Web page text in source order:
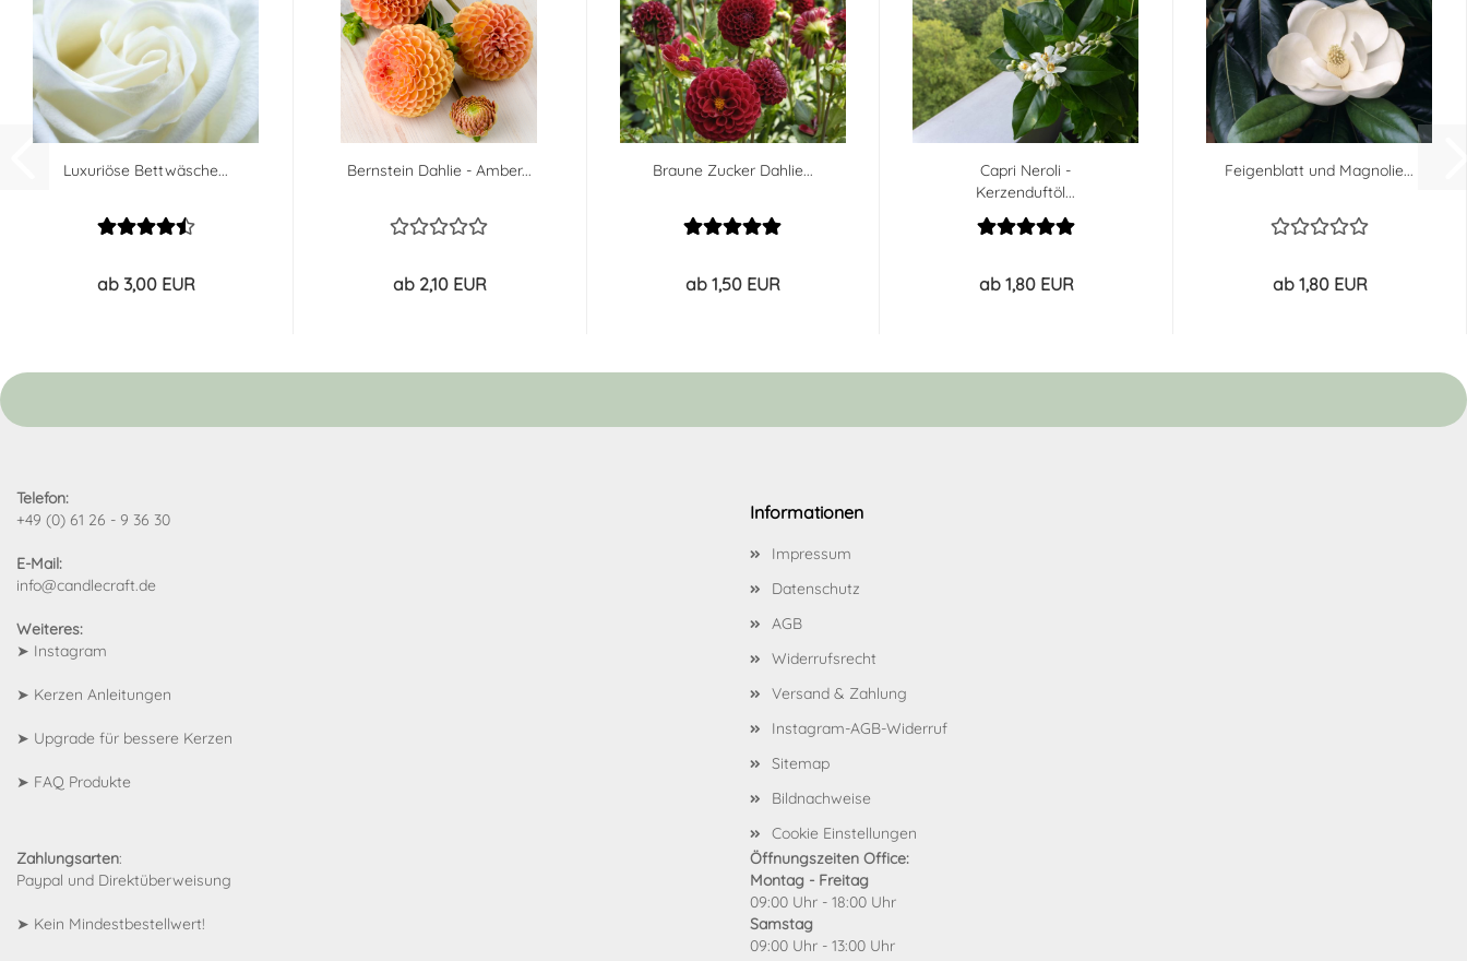
Luxuriöse Bettwäsche...
ab 3,00 EUR
Bernstein Dahlie - Amber...
ab 2,10 EUR
Braune Zucker Dahlie...
ab 1,50 EUR
Capri Neroli -
Kerzenduftöl...
ab 1,80 EUR
Feigenblatt und Magnolie...
ab 1,80 EUR
Telefon:
+49 (0) 61 26 - 9 36 30
E-Mail:
info@candlecraft.de
Weiteres:
➤ Instagram
➤ Kerzen Anleitungen
➤ Upgrade für bessere Kerzen
➤ FAQ Produkte
Informationen
Impressum
Datenschutz
AGB
Widerrufsrecht
Versand & Zahlung
Instagram-AGB-Widerruf
Sitemap
Bildnachweise
Cookie Einstellungen
Zahlungsarten:
Paypal und Direktüberweisung
➤ Kein Mindestbestellwert!
Öffnungszeiten Office:
Montag - Freitag
09:00 Uhr - 18:00 Uhr
Samstag
09:00 Uhr - 13:00 Uhr